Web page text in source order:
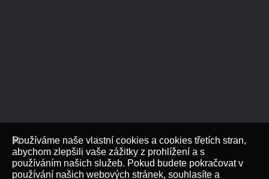
Používáme naše vlastní cookies a cookies třetích stran,
abychom zlepšili vaše zážitky z prohlížení a s
používáním našich služeb. Pokud budete pokračovat v
používání našich webových stránek, souhlasíte a